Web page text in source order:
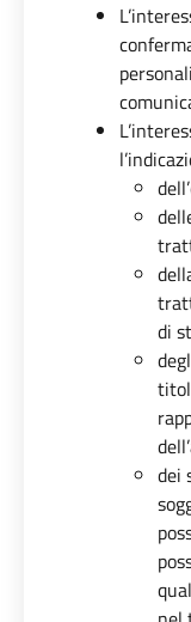
di
dei